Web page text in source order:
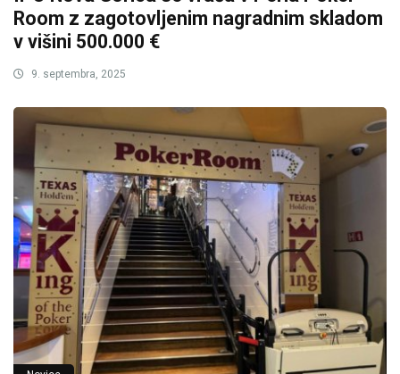
Room z zagotovljenim nagradnim skladom
v višini 500.000 €
9. septembra, 2025